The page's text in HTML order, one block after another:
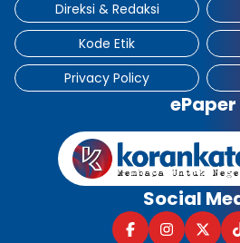
Direksi & Redaksi
Kode Etik
Privacy Policy
ePaper
Social